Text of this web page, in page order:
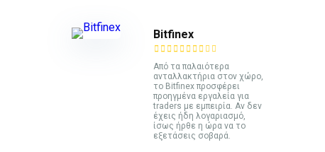
Bitfinex
Από τα παλαιότερα
ανταλλακτήρια στον χώρο,
το Bitfinex προσφέρει
προηγμένα εργαλεία για
traders με εμπειρία. Αν δεν
έχεις ήδη λογαριασμό,
ίσως ήρθε η ώρα να το
εξετάσεις σοβαρά.